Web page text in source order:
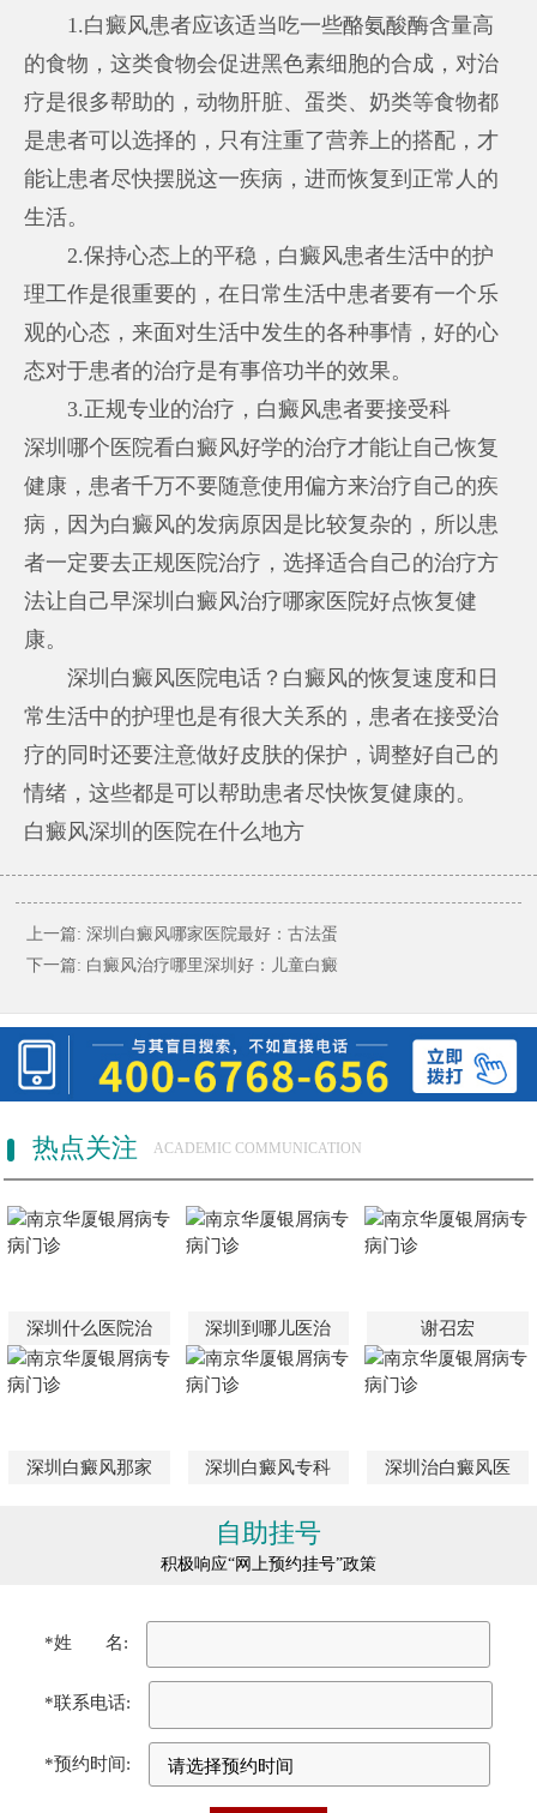
1.白癜风患者应该适当吃一些酪氨酸酶含量高
的食物，这类食物会促进黑色素细胞的合成，对治
疗是很多帮助的，动物肝脏、蛋类、奶类等食物都
是患者可以选择的，只有注重了营养上的搭配，才
能让患者尽快摆脱这一疾病，进而恢复到正常人的
生活。
2.保持心态上的平稳，白癜风患者生活中的护
理工作是很重要的，在日常生活中患者要有一个乐
观的心态，来面对生活中发生的各种事情，好的心
态对于患者的治疗是有事倍功半的效果。
3.正规专业的治疗，白癜风患者要接受科
深圳哪个医院看白癜风好学的治疗才能让自己恢复
健康，患者千万不要随意使用偏方来治疗自己的疾
病，因为白癜风的发病原因是比较复杂的，所以患
者一定要去正规医院治疗，选择适合自己的治疗方
法让自己早深圳白癜风治疗哪家医院好点恢复健
康。
深圳白癜风医院电话？白癜风的恢复速度和日
常生活中的护理也是有很大关系的，患者在接受治
疗的同时还要注意做好皮肤的保护，调整好自己的
情绪，这些都是可以帮助患者尽快恢复健康的。
白癜风深圳的医院在什么地方
上一篇: 深圳白癜风哪家医院最好：古法蛋
下一篇: 白癜风治疗哪里深圳好：儿童白癜
热点关注 ACADEMIC COMMUNICATION
深圳什么医院治 深圳到哪儿医治 谢召宏
深圳白癜风那家 深圳白癜风专科 深圳治白癜风医
自助挂号
积极响应“网上预约挂号”政策
*姓 名:
*联系电话:
*预约时间: